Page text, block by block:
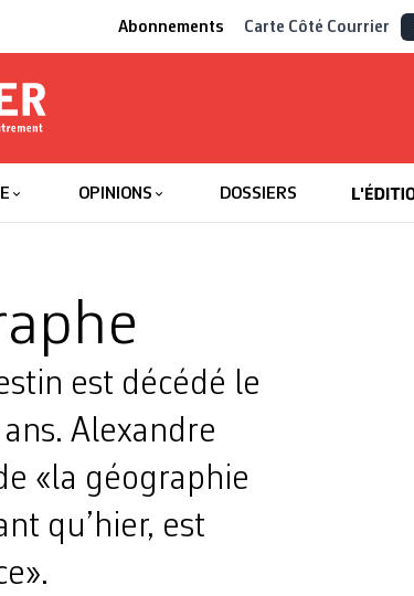
Abonnements Carte Côté Courrier
OPINIONS DOSSIERS
est décédé le
Alexandre
«la géographie
qu’hier, est